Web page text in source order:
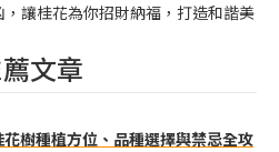
讓桂花為你招財納福，打造和諧美
文章
樹種植方位、品種選擇與禁忌全攻